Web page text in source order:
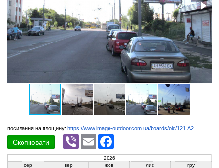
посилання на площину: https://www.image-outdoor.com.ua/boards/oid/121.A2
Скопіювати
Viber Email
2026
сер
вер жов лис гру